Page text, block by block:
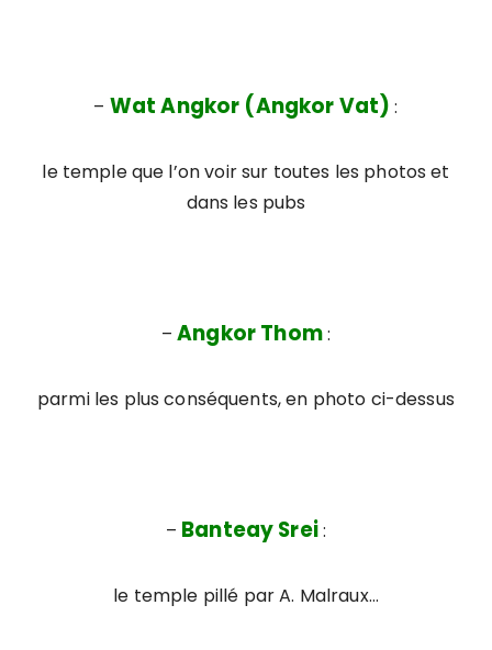
– Wat Angkor (Angkor Vat) :
le temple que l’on voir sur toutes les photos et
dans les pubs
–Angkor Thom:
parmi les plus conséquents, en photo ci-dessus
– Banteay Srei:
le temple pillé par A. Malraux…